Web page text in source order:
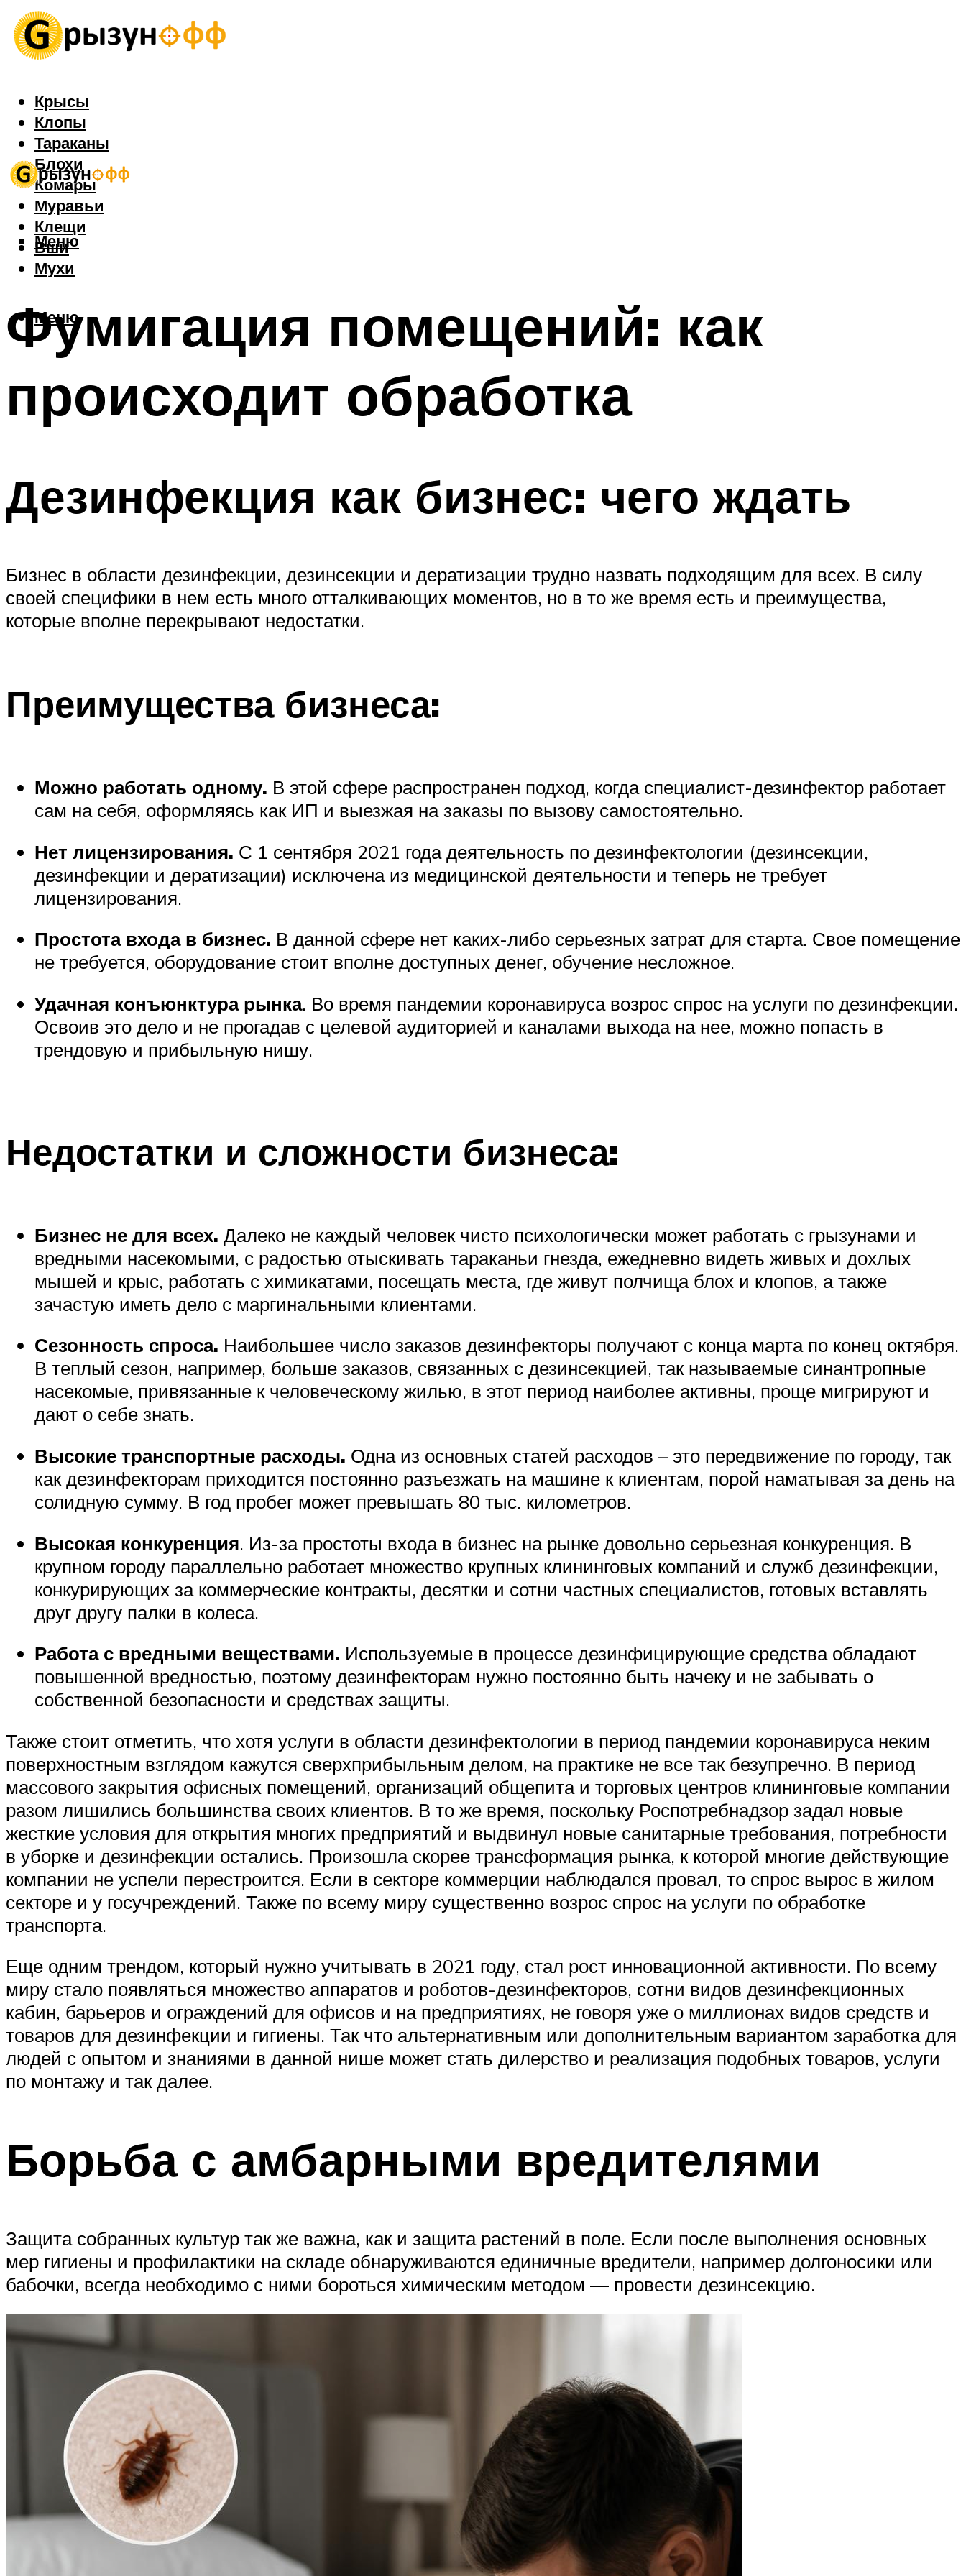
Крысы
Клопы
Тараканы
Блохи
Комары
Муравьи
Клещи
Вши
Мухи
Меню
Меню
Фумигация помещений: как
происходит обработка
Дезинфекция как бизнес: чего ждать
Бизнес в области дезинфекции, дезинсекции и дератизации трудно назвать подходящим для всех. В силу
своей специфики в нем есть много отталкивающих моментов, но в то же время есть и преимущества,
которые вполне перекрывают недостатки.
Преимущества бизнеса:
Можно работать одному. В этой сфере распространен подход, когда специалист-дезинфектор работает
сам на себя, оформляясь как ИП и выезжая на заказы по вызову самостоятельно.
Нет лицензирования. С 1 сентября 2021 года деятельность по дезинфектологии (дезинсекции,
дезинфекции и дератизации) исключена из медицинской деятельности и теперь не требует
лицензирования.
Простота входа в бизнес. В данной сфере нет каких-либо серьезных затрат для старта. Свое помещение
не требуется, оборудование стоит вполне доступных денег, обучение несложное.
Удачная конъюнктура рынка. Во время пандемии коронавируса возрос спрос на услуги по дезинфекции.
Освоив это дело и не прогадав с целевой аудиторией и каналами выхода на нее, можно попасть в
трендовую и прибыльную нишу.
Недостатки и сложности бизнеса:
Бизнес не для всех. Далеко не каждый человек чисто психологически может работать с грызунами и
вредными насекомыми, с радостью отыскивать тараканьи гнезда, ежедневно видеть живых и дохлых
мышей и крыс, работать с химикатами, посещать места, где живут полчища блох и клопов, а также
зачастую иметь дело с маргинальными клиентами.
Сезонность спроса. Наибольшее число заказов дезинфекторы получают с конца марта по конец октября.
В теплый сезон, например, больше заказов, связанных с дезинсекцией, так называемые синантропные
насекомые, привязанные к человеческому жилью, в этот период наиболее активны, проще мигрируют и
дают о себе знать.
Высокие транспортные расходы. Одна из основных статей расходов – это передвижение по городу, так
как дезинфекторам приходится постоянно разъезжать на машине к клиентам, порой наматывая за день на
солидную сумму. В год пробег может превышать 80 тыс. километров.
Высокая конкуренция. Из-за простоты входа в бизнес на рынке довольно серьезная конкуренция. В
крупном городу параллельно работает множество крупных клининговых компаний и служб дезинфекции,
конкурирующих за коммерческие контракты, десятки и сотни частных специалистов, готовых вставлять
друг другу палки в колеса.
Работа с вредными веществами. Используемые в процессе дезинфицирующие средства обладают
повышенной вредностью, поэтому дезинфекторам нужно постоянно быть начеку и не забывать о
собственной безопасности и средствах защиты.
Также стоит отметить, что хотя услуги в области дезинфектологии в период пандемии коронавируса неким
поверхностным взглядом кажутся сверхприбыльным делом, на практике не все так безупречно. В период
массового закрытия офисных помещений, организаций общепита и торговых центров клининговые компании
разом лишились большинства своих клиентов. В то же время, поскольку Роспотребнадзор задал новые
жесткие условия для открытия многих предприятий и выдвинул новые санитарные требования, потребности
в уборке и дезинфекции остались. Произошла скорее трансформация рынка, к которой многие действующие
компании не успели перестроится. Если в секторе коммерции наблюдался провал, то спрос вырос в жилом
секторе и у госучреждений. Также по всему миру существенно возрос спрос на услуги по обработке
транспорта.
Еще одним трендом, который нужно учитывать в 2021 году, стал рост инновационной активности. По всему
миру стало появляться множество аппаратов и роботов-дезинфекторов, сотни видов дезинфекционных
кабин, барьеров и ограждений для офисов и на предприятиях, не говоря уже о миллионах видов средств и
товаров для дезинфекции и гигиены. Так что альтернативным или дополнительным вариантом заработка для
людей с опытом и знаниями в данной нише может стать дилерство и реализация подобных товаров, услуги
по монтажу и так далее.
Борьба с амбарными вредителями
Защита собранных культур так же важна, как и защита растений в поле. Если после выполнения основных
мер гигиены и профилактики на складе обнаруживаются единичные вредители, например долгоносики или
бабочки, всегда необходимо с ними бороться химическим методом — провести дезинсекцию.